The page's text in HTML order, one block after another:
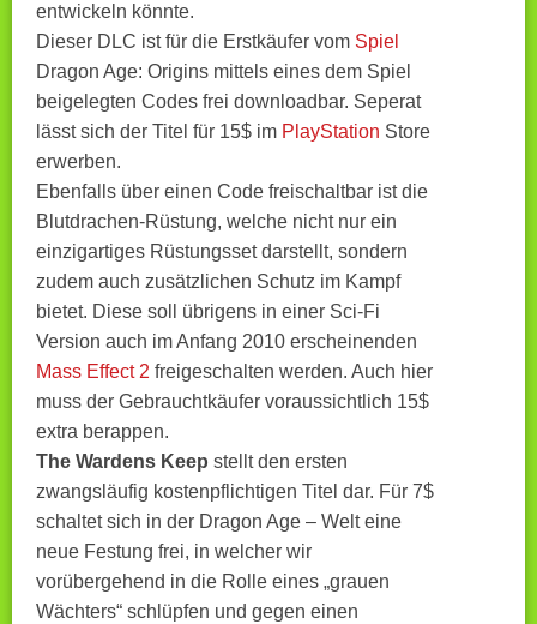
entwickeln könnte.
Dieser DLC ist für die Erstkäufer vom Spiel
Dragon Age: Origins mittels eines dem Spiel
beigelegten Codes frei downloadbar. Seperat
lässt sich der Titel für 15$ im PlayStation Store
erwerben.
Ebenfalls über einen Code freischaltbar ist die
Blutdrachen-Rüstung, welche nicht nur ein
einzigartiges Rüstungsset darstellt, sondern
zudem auch zusätzlichen Schutz im Kampf
bietet. Diese soll übrigens in einer Sci-Fi
Version auch im Anfang 2010 erscheinenden
Mass Effect 2 freigeschalten werden. Auch hier
muss der Gebrauchtkäufer voraussichtlich 15$
extra berappen.
The Wardens Keep stellt den ersten
zwangsläufig kostenpflichtigen Titel dar. Für 7$
schaltet sich in der Dragon Age – Welt eine
neue Festung frei, in welcher wir
vorübergehend in die Rolle eines „grauen
Wächters“ schlüpfen und gegen einen